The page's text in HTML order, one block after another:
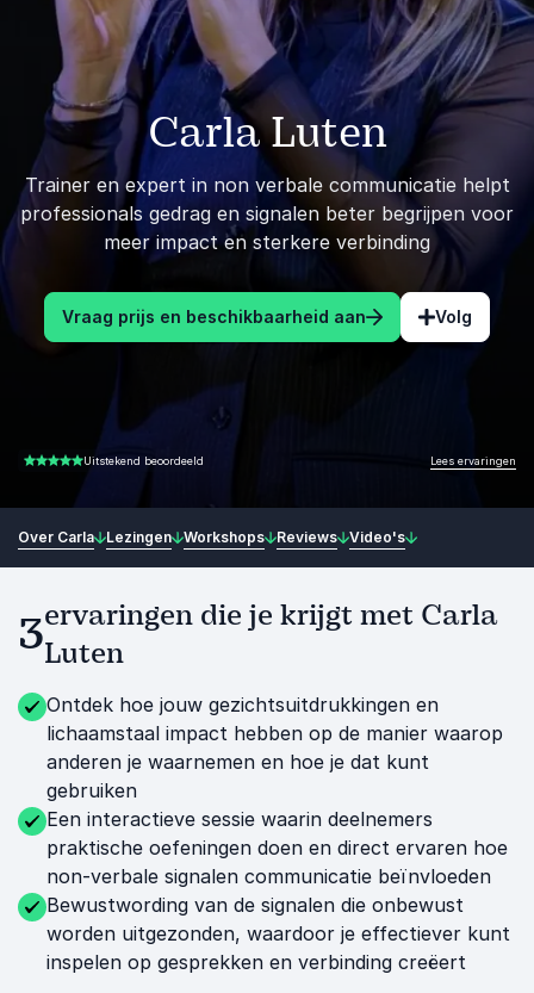
Carla Luten
Trainer en expert in non verbale communicatie helpt
professionals gedrag en signalen beter begrijpen voor
meer impact en sterkere verbinding
Vraag prijs en beschikbaarheid aan Volg
5.00 van 5 Uitstekend beoordeeld Lees ervaringen
Over Carla Lezingen Workshops Reviews Video's
3ervaringen die je krijgt met Carla
Luten
Ontdek hoe jouw gezichtsuitdrukkingen en
lichaamstaal impact hebben op de manier waarop
anderen je waarnemen en hoe je dat kunt
gebruiken
Een interactieve sessie waarin deelnemers
praktische oefeningen doen en direct ervaren hoe
non-verbale signalen communicatie beïnvloeden
Bewustwording van de signalen die onbewust
worden uitgezonden, waardoor je effectiever kunt
inspelen op gesprekken en verbinding creëert